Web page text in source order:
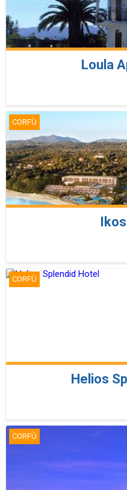
Loula
CORFÙ
CORFÙ
Helios
CORFÙ